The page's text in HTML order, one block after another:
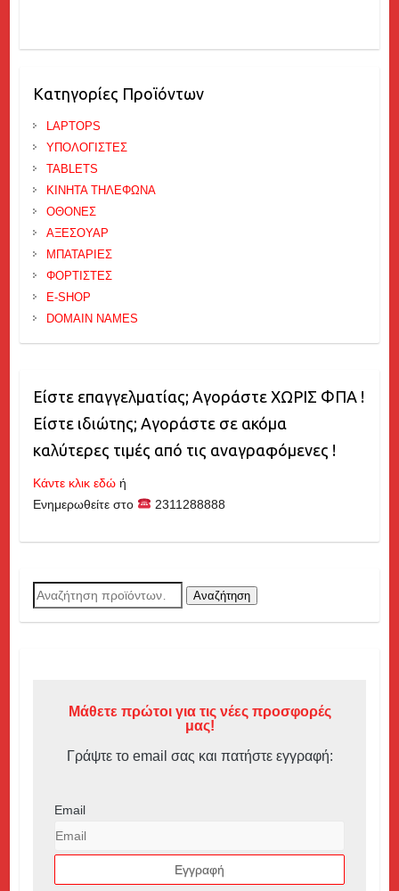
Κατηγορίες Προϊόντων
LAPTOPS
ΥΠΟΛΟΓΙΣΤΕΣ
TABLETS
ΚΙΝΗΤΑ ΤΗΛΕΦΩΝΑ
ΟΘΟΝΕΣ
ΑΞΕΣΟΥΑΡ
ΜΠΑΤΑΡΙΕΣ
ΦΟΡΤΙΣΤΕΣ
E-SHOP
DOMAIN NAMES
Είστε επαγγελματίας; Αγοράστε ΧΩΡΙΣ ΦΠΑ !
Είστε ιδιώτης; Αγοράστε σε ακόμα
καλύτερες τιμές από τις αναγραφόμενες !
Κάντε κλικ εδώή
Ενημερωθείτε στο
2311288888
Αναζήτηση
για:
Αναζήτηση
Μάθετε πρώτοι για τις νέες προσφορές
μας!
Γράψτε το email σας και πατήστε εγγραφή:
Email